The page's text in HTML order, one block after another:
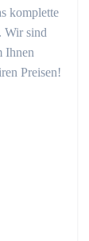
komplette
Wir sind
Ihnen
Preisen!